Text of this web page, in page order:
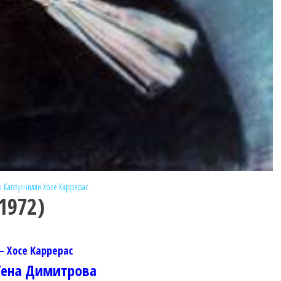
Хосе Каррерас
Каррерас
Димитрова